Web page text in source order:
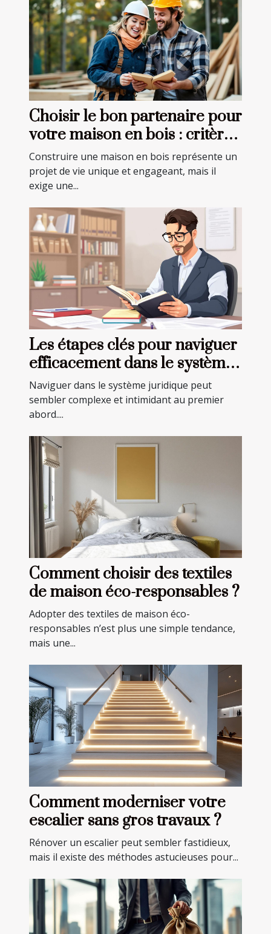
Choisir le bon partenaire pour
votre maison en bois : critères
essentiels
Construire une maison en bois représente un
projet de vie unique et engageant, mais il
exige une...
Les étapes clés pour naviguer
efficacement dans le système
juridique
Naviguer dans le système juridique peut
sembler complexe et intimidant au premier
abord....
Comment choisir des textiles
de maison éco-responsables ?
Adopter des textiles de maison éco-
responsables n’est plus une simple tendance,
mais une...
Comment moderniser votre
escalier sans gros travaux ?
Rénover un escalier peut sembler fastidieux,
mais il existe des méthodes astucieuses pour...